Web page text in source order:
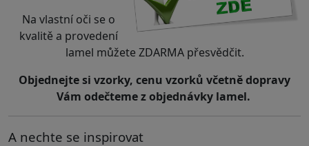
Na vlastní oči se o
kvalitě a provedení
lamel můžete ZDARMA přesvědčit.
Objednejte si vzorky, cenu vzorků včetně dopravy
Vám odečteme z objednávky lamel.
A nechte se inspirovat